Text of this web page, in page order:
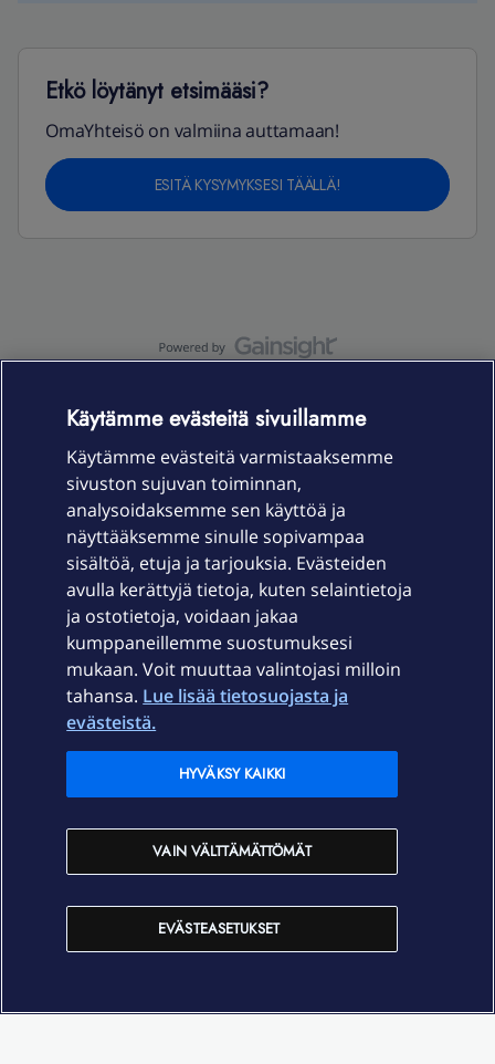
Etkö löytänyt etsimääsi?
OmaYhteisö on valmiina auttamaan!
ESITÄ KYSYMYKSESI TÄÄLLÄ!
Laitteet & liittymät
Palvelut
Ajankohtaista
Elisa Oyj
In English
Käytämme evästeitä sivuillamme
Käytämme evästeitä varmistaaksemme
sivuston sujuvan toiminnan,
analysoidaksemme sen käyttöä ja
näyttääksemme sinulle sopivampaa
sisältöä, etuja ja tarjouksia. Evästeiden
avulla kerättyjä tietoja, kuten selaintietoja
ja ostotietoja, voidaan jakaa
kumppaneillemme suostumuksesi
mukaan. Voit muuttaa valintojasi milloin
tahansa. Lue lisää tietosuojasta ja
evästeistä.
EVÄSTEASETUKSET
VAIN VÄLTTÄMÄTTÖMÄT
HYVÄKSY KAIKKI